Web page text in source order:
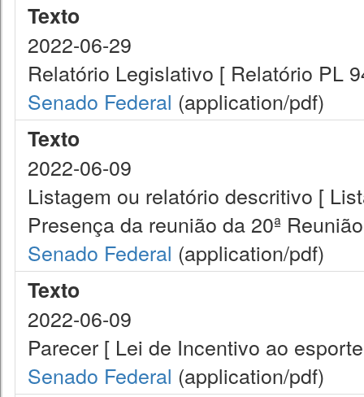
Texto
2022-06-29
Relatório Legislativo [ Relatório PL
Senado Federal (application/pdf)
Texto
2022-06-09
Listagem ou relatório descritivo [
Presença da reunião da 20ª
Senado Federal (application/pdf)
Texto
2022-06-09
Parecer [ Lei de Incentivo ao
Senado Federal (application/pdf)